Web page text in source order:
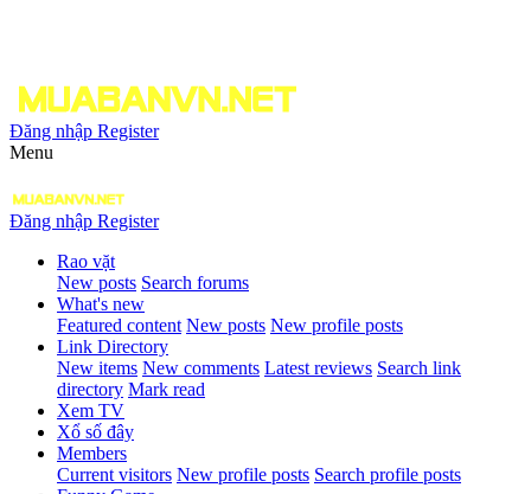
Đăng nhập Register
Menu
Đăng nhập Register
Rao vặt
New posts Search forums
What's new
Featured content New posts New profile posts
Link Directory
New items New comments Latest reviews Search link
directory Mark read
Xem TV
Xổ số đây
Members
Current visitors New profile posts Search profile posts